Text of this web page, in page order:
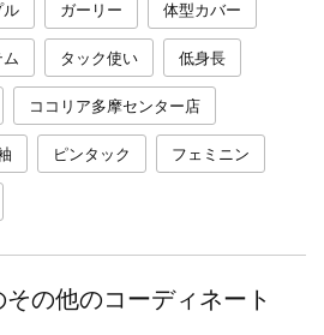
ル ガーリー 体型カバー
ム タック使い 低身長
ココリア多摩センター店
ピンタック フェミニン
の他のコーディネート